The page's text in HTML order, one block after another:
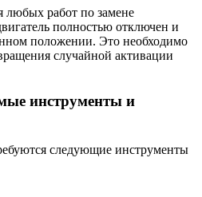
любых работ по замене
полностью отключен и
положении. Это необходимо
случайной активации
инструменты и
следующие инструменты